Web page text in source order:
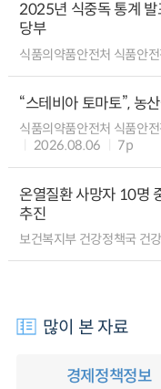
2025년 식중독 통계 발
당부
식품의약품안전처 식품안
“스테비아 토마토”, 농
식품의약품안전처 식품안
2026.08.06
7p
온열질환 사망자 10명
추진
보건복지부 건강정책국 건
많이 본 자료
경제정책정보